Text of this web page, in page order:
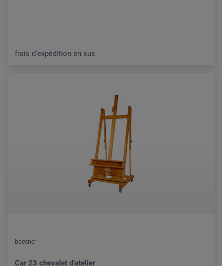
frais d'expédition en sus
boesner
Car 23 chevalet d'atelier